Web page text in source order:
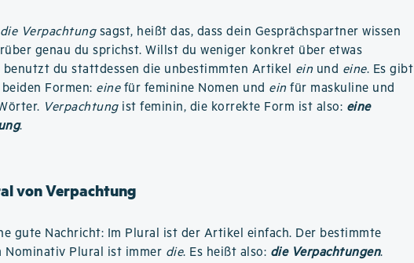
die Verpachtungsagst, heißt das, dass dein Gesprächspartner wissen
genau du sprichst. Willst du weniger konkret über etwas
benutzt du stattdessen die unbestimmten Artikel ein und eine. Es gibt
Formen: einefür feminine Nomen und ein für maskuline und
Verpachtungist feminin, die korrekte Form ist also: eine
.
von Verpachtung
gute Nachricht: Im Plural ist der Artikel einfach. Der bestimmte
Nominativ Plural ist immer die. Es heißt also: die Verpachtungen.